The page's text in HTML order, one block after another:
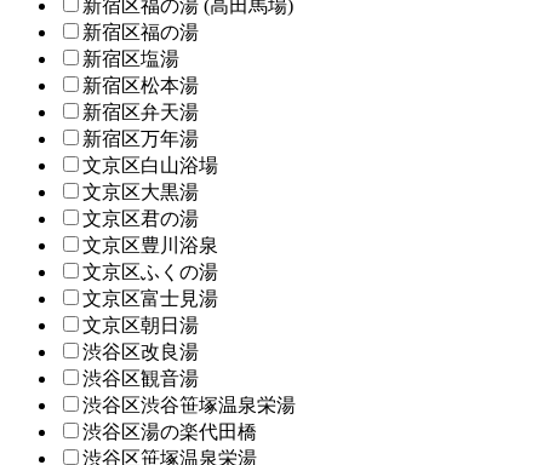
新宿区福の湯 (高田馬場)
新宿区福の湯
新宿区塩湯
新宿区松本湯
新宿区弁天湯
新宿区万年湯
文京区白山浴場
文京区大黒湯
文京区君の湯
文京区豊川浴泉
文京区ふくの湯
文京区富士見湯
文京区朝日湯
渋谷区改良湯
渋谷区観音湯
渋谷区渋谷笹塚温泉栄湯
渋谷区湯の楽代田橋
渋谷区笹塚温泉栄湯